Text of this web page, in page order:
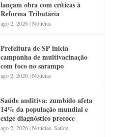
lançam obra com críticas à
Reforma Tributária
ago 2, 2026|Notícias
Prefeitura de SP inicia
campanha de multivacinação
com foco no sarampo
ago 2, 2026|Notícias
Saúde auditiva: zumbido afeta
14% da população mundial e
exige diagnóstico precoce
ago 2, 2026|Notícias ,Saúde